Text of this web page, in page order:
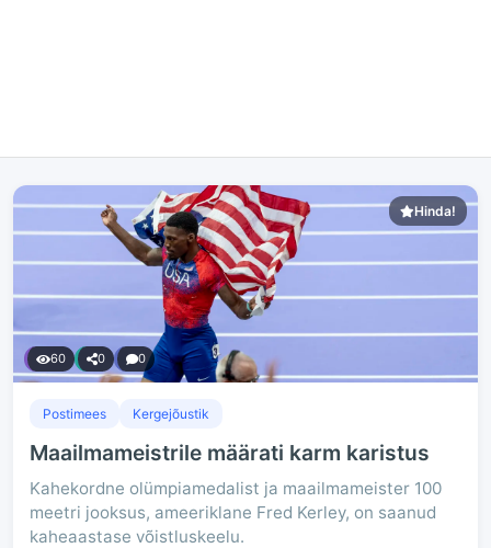
Hinda!
60 0 0
Postimees Kergejõustik
Maailmameistrile määrati karm karistus
Kahekordne olümpiamedalist ja maailmameister 100
meetri jooksus, ameeriklane Fred Kerley, on saanud
kaheaastase võistluskeelu.